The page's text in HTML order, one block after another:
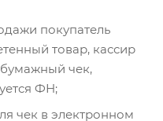
покупатель
товар, кассир
чек,
ФН;
чек в электронном